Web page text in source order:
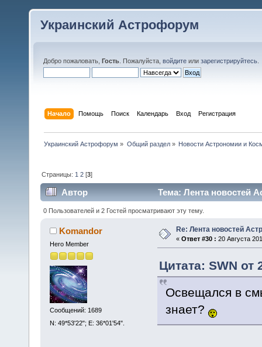
Украинский Астрофорум
Добро пожаловать, Гость . Пожалуйста, войдите или зарегистрируйтесь
Начало Помощь Поиск Календарь Вход Регистрация
Украинский Астрофорум » Общий раздел» Новости Астрономии и
Страницы: 1 2 [3]
Автор Тема: Лента новостей
0 Пользователей и 2 Гостей просматривают эту тему.
Komandor
Hero Member
Сообщений: 1689
N: 49*53'22"; E: 36*01'54".
Re: Лента новостей
« Ответ #30 : 20 Августа
Цитата: SWN от
Освещался в
знает?